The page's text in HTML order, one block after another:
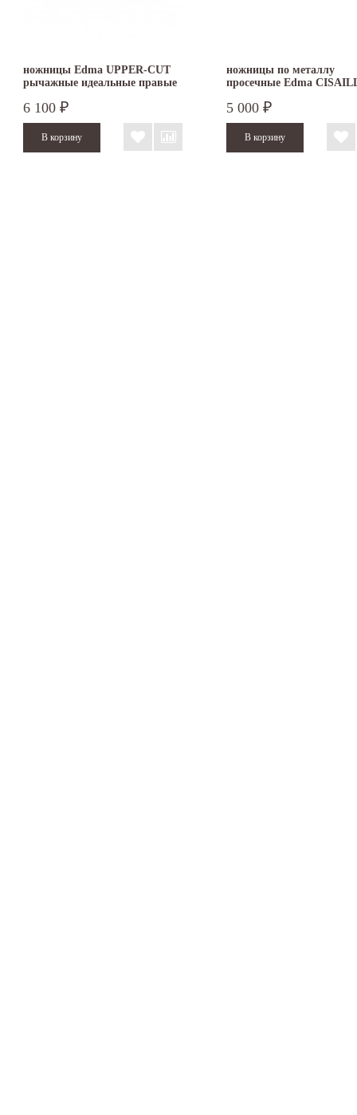
ножницы Edma UPPER-CUT
рычажные идеальные правые
6 100 ₽
ножницы по металлу
просечные Edma
5 000 ₽